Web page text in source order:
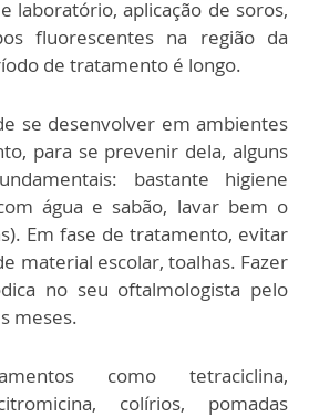
laboratório, aplicação de soros,
fluorescentes na região da
de tratamento é longo.
se desenvolver em ambientes
para se prevenir dela, alguns
bastante higiene
água e sabão, lavar bem o
Em fase de tratamento, evitar
material escolar, toalhas. Fazer
no seu oftalmologista pelo
meses.
como tetraciclina,
colírios, pomadas